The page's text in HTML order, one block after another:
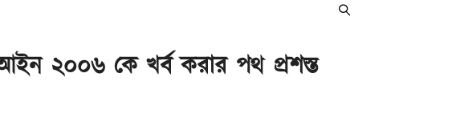
২০০৬ কে খর্ব করার পথ প্রশস্ত